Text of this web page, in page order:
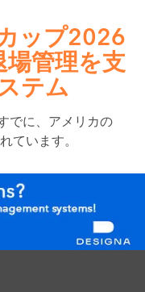
ップ2026
管理を支
テム
でに、アメリカの
ています。